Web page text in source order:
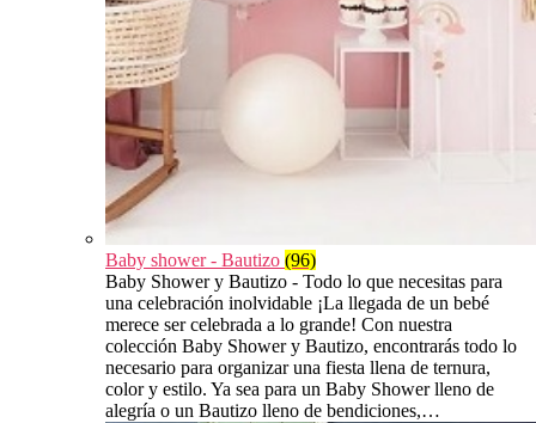
Baby shower - Bautizo (96)
Baby Shower y Bautizo - Todo lo que necesitas para
una celebración inolvidable ¡La llegada de un bebé
merece ser celebrada a lo grande! Con nuestra
colección Baby Shower y Bautizo, encontrarás todo lo
necesario para organizar una fiesta llena de ternura,
color y estilo. Ya sea para un Baby Shower lleno de
alegría o un Bautizo lleno de bendiciones,…